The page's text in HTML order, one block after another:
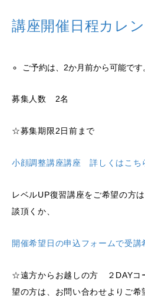
講座開催日程カレ
ご予約は、2か月前から可能です
募集人数 2名
☆募集期限2日前まで
小顔調整講座講座 詳しくはこち
レベルUP復習講座をご希望の方
談頂くか、
開催希望日の申込フォームで受講
☆遠方からお越しの方 ２DAYコ
望の方は、お問い合わせよりご